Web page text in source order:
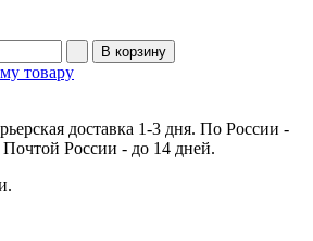
товару
доставка 1-3 дня. По России -
России - до 14 дней.